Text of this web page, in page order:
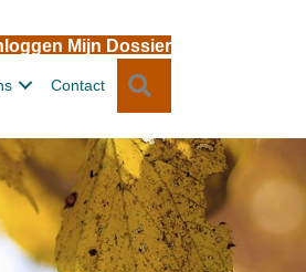
Mijn Dossier
Contact